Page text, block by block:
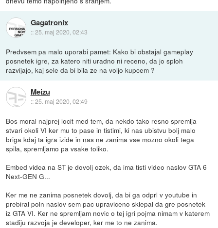
Gagatronix
::25. maj 2020, 02:43
Predvsem pa malo uporabi pamet: Kako bi obstajal gameplay
posnetek igre, za katero niti uradno ni receno, da jo sploh
razvijajo, kaj sele da bi bila ze na voljo kupcem ?
Meizu
::25. maj 2020, 02:49
Bos moral najprej locit med tem, da nekdo tako resno spremlja
stvari okoli VI ker mu to pase in tistimi, ki nas ubistvu bolj malo
briga kdaj ta igra izide in nas ne zanima vse mozno okoli tega
spila, spremljamo pa vsake toliko.
Embed videa na ST je dovolj ozek, da ima tisti video naslov GTA 6
Next-GEN G...
Ker me ne zanima posnetek dovolj, da bi ga odprl v youtube in
prebiral poln naslov sem pac upraviceno sklepal da gre posnetek
iz GTA VI. Ker ne spremljam novic o tej igri pojma nimam v katerem
stadiju razvoja je developer, ker me to ne zanima.